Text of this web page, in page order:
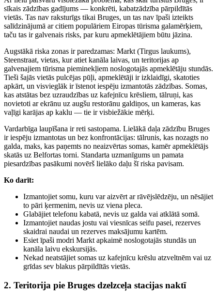
sīkais zādzības gadījums — konkrēti, kabatzādzība pārpildītās
vietās. Tas nav raksturīgs tikai Bruges, un tas nav īpaši izteikts
salīdzinājumā ar citiem populāriem Eiropas tūrisma galamērķiem,
taču tas ir galvenais risks, par kuru apmeklētājiem būtu jāzina.
Augstākā riska zonas ir paredzamas: Markt (Tirgus laukums),
Steenstraat, vietas, kur atiet kanāla laivas, un teritorijas ap
galvenajiem tūrisma pieminekļiem noslogotajās apmeklētāju stundās.
Tieši šajās vietās pulcējas pūļi, apmeklētāji ir izklaidīgi, skatoties
apkārt, un visvieglāk ir īstenot iespēju izmantotās zādzības. Somas,
kas atstātas bez uzraudzības uz kafejnīcu krēsliem, tālruņi, kas
novietoti ar ekrānu uz augšu restorānu galdiņos, un kameras, kas
vaļīgi karājas ap kaklu — tie ir visbiežākie mērķi.
Vardarbīga laupīšana ir reti sastopama. Lielākā daļa zādzību Bruges
ir iespēju izmantotas un bez konfrontācijas: tālrunis, kas nozagts no
galda, maks, kas paņemts no neaizvērtas somas, kamēr apmeklētājs
skatās uz Belfortas torni. Standarta uzmanīgums un pamata
piesardzības pasākumi novērš lielāko daļu šī riska pavisam.
Ko darīt:
Izmantojiet somu, kuru var aizvērt ar rāvējslēdzēju, un nēsājiet
to pāri ķermenim, nevis uz viena pleca.
Glabājiet telefonu kabatā, nevis uz galda vai atklātā somā.
Izmantojiet naudas jostu vai viesnīcas seifu pasei, rezerves
skaidrai naudai un rezerves maksājumu kartēm.
Esiet īpaši modri Markt apkaimē noslogotajās stundās un
kanāla laivu ekskursijās.
Nekad neatstājiet somas uz kafejnīcu krēslu atzveltnēm vai uz
grīdas sev blakus pārpildītās vietās.
2. Teritorija pie Bruges dzelzceļa stacijas naktī